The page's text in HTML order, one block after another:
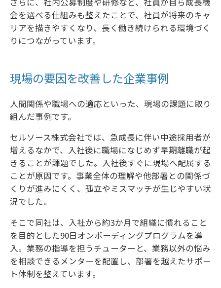
会を選べる仕組みも整えたことで、社員が将来のキャ
リアを描きやすくなり、長く働き続けられる環境づく
りにつながっています。
現場の要因を改善した企業事例
人間関係や職場への適応といった、現場の課題に取り
組んだ事例です。
セルソース株式会社では、急成長に伴い中途採用者が
増えるなかで、入社後に職場になじめず早期離職が起
きることが課題でした。入社後すぐに現場へ配属する
ことが原因です。事業全体の理解や他部署との関係づ
くりが進みにくく、孤立やミスマッチが生じやすい状
況でした。
そこで同社は、入社から約3か月で組織に慣れること
を目的とした90日オンボーディングプログラムを導
入。業務の指導を担うチューターと、業務以外の悩み
を相談できるメンターを配置し、部署を越えたサポー
ト体制を整えています。